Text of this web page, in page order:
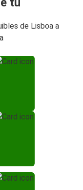
de Lisboa a